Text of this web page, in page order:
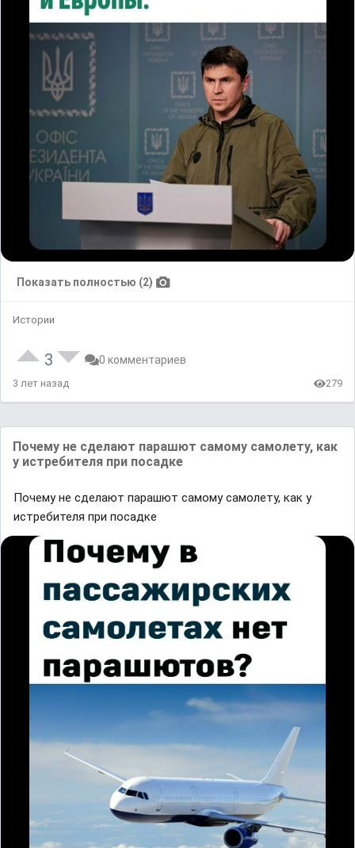
Показать полностью (2)
Истории
3 0 комментариев
3 лет назад 279
Почему не сделают парашют самому самолету, как
у истребителя при посадке
Почему не сделают парашют самому самолету, как у
истребителя при посадке